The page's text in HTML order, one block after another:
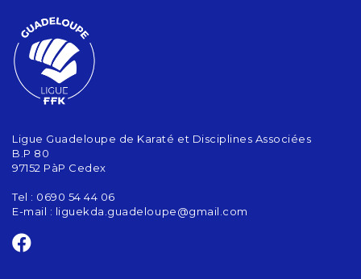
Ligue Guadeloupe de Karaté et Disciplines Associées
B.P 80
97152 PàP Cedex
Tel : 0690 54 44 06
E-mail : liguekda.guadeloupe@gmail.com